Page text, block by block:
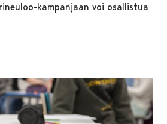
kampanjaan voi osallistua